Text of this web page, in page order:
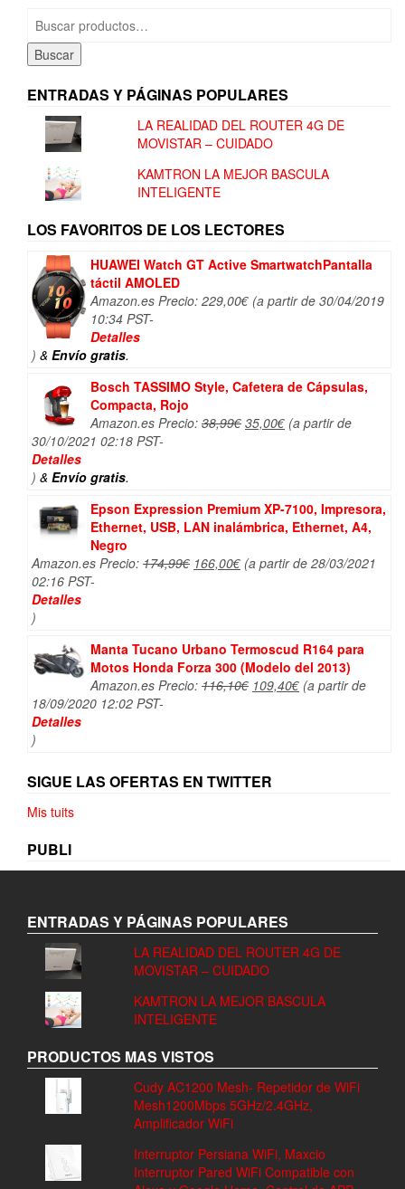
por:
Buscar
ENTRADAS Y PÁGINAS POPULARES
LA REALIDAD DEL ROUTER 4G DE
MOVISTAR – CUIDADO
KAMTRON LA MEJOR BASCULA
INTELIGENTE
LOS FAVORITOS DE LOS LECTORES
HUAWEI Watch GT Active SmartwatchPantalla
táctil AMOLED
Amazon.es Precio: 229,00€ (a partir de 30/04/2019
10:34 PST-
Detalles
) & Envío gratis.
Bosch TASSIMO Style, Cafetera de Cápsulas,
Compacta, Rojo
Amazon.es Precio: 38,99€ El
35,00€El(a partir de
30/10/2021 02:18 PST-
Detalles
) & Envío gratis.
Epson Expression Premium XP-7100, Impresora,
Ethernet, USB, LAN inalámbrica, Ethernet, A4,
Negro
Amazon.es Precio: 174,99€ El
166,00€El(a partir de 28/03/2021
02:16 PST-
Detalles
)
Manta Tucano Urbano Termoscud R164 para
Motos Honda Forza 300 (Modelo del 2013)
Amazon.es Precio: 116,10€ El
109,40€El(a partir de
18/09/2020 12:02 PST-
Detalles
)
SIGUE LAS OFERTAS EN TWITTER
Mis tuits
PUBLI
ENTRADAS Y PÁGINAS POPULARES
LA REALIDAD DEL ROUTER 4G DE
MOVISTAR – CUIDADO
KAMTRON LA MEJOR BASCULA
INTELIGENTE
PRODUCTOS MAS VISTOS
Cudy AC1200 Mesh- Repetidor de WiFi
Mesh1200Mbps 5GHz/2.4GHz,
Amplificador WiFi
Interruptor Persiana WiFi, Maxcio
Interruptor Pared WiFi Compatible con